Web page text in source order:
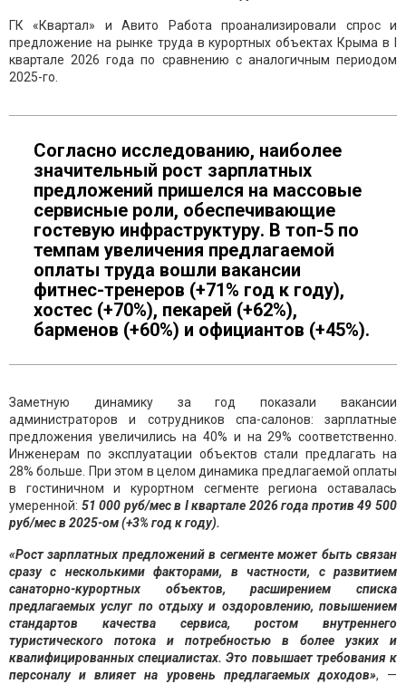
ГК «Квартал» и Авито Работа проанализировали спрос и
предложение на рынке труда в курортных объектах Крыма в I
квартале 2026 года по сравнению с аналогичным периодом
2025-го.
Согласно исследованию, наиболее
значительный рост зарплатных
предложений пришелся на массовые
сервисные роли, обеспечивающие
гостевую инфраструктуру. В топ-5 по
темпам увеличения предлагаемой
оплаты труда вошли вакансии
фитнес-тренеров (+71% год к году),
хостес (+70%), пекарей (+62%),
барменов (+60%) и официантов (+45%).
Заметную динамику за год показали вакансии
администраторов и сотрудников спа-салонов: зарплатные
предложения увеличились на 40% и на 29% соответственно.
Инженерам по эксплуатации объектов стали предлагать на
28% больше. При этом в целом динамика предлагаемой оплаты
в гостиничном и курортном сегменте региона оставалась
умеренной: 51 000 руб/мес в I квартале 2026 года против 49 500
руб/мес в 2025-ом (+3% год к году).
«Рост зарплатных предложений в сегменте может быть связан
сразу с несколькими факторами, в частности, с развитием
санаторно-курортных объектов, расширением списка
предлагаемых услуг по отдыху и оздоровлению, повышением
стандартов качества сервиса, ростом внутреннего
туристического потока и потребностью в более узких и
квалифицированных специалистах. Это повышает требования к
персоналу и влияет на уровень предлагаемых доходов», —